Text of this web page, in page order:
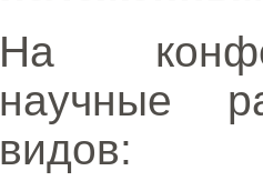
На
научные
видов: